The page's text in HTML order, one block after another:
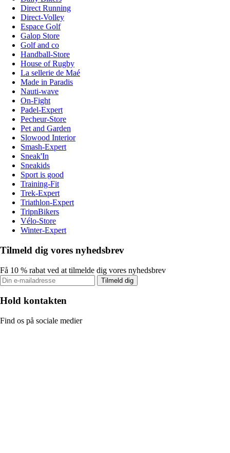
Direct Running
Direct-Volley
Espace Golf
Galop Store
Golf and co
Handball-Store
House of Rugby
La sellerie de Maé
Made in Paradis
Nauti-wave
On-Fight
Padel-Expert
Pecheur-Store
Pet and Garden
Slowood Interior
Smash-Expert
Sneak'In
Sneakids
Sport is good
Training-Fit
Trek-Expert
Triathlon-Expert
TripnBikers
Vélo-Store
Winter-Expert
Tilmeld dig vores nyhedsbrev
Få 10 % rabat ved at tilmelde dig vores nyhedsbrev
Tilmeld dig
Hold kontakten
Find os på sociale medier